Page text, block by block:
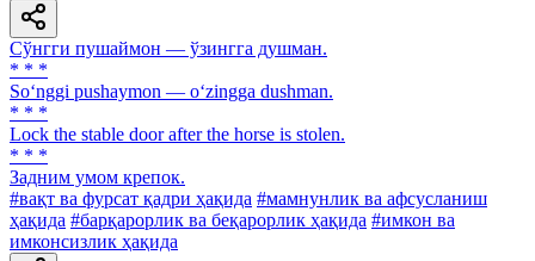
Сўнгги пушаймон — ўзингга душман.
* * *
So‘nggi pushaymon — o‘zingga dushman.
* * *
Lock the stable door after the horse is stolen.
* * *
Задним умом крепок.
#вақт ва фурсат қадри ҳақида #мамнунлик ва афсусланиш
ҳақида #барқарорлик ва беқарорлик ҳақида #имкон ва
имконсизлик ҳақида